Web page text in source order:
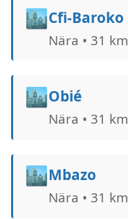
🏙️Cfi-Baroko
Nära • 31 km
🏙️Obié
Nära • 31 km
🏙️Mbazo
Nära • 31 km